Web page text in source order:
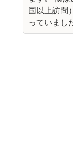
国以上訪問
っていまし